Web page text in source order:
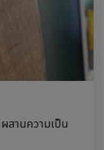
สานความเป็น